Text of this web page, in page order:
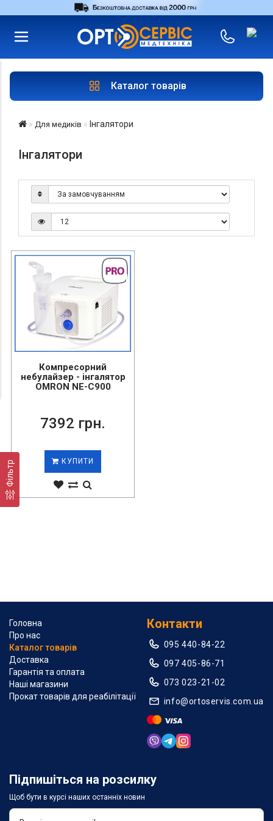
Магазини
UA Увійти
Каталог товарів
Фільтр
Для медиків Інгалятори
Інгалятори
Компресорний
небулайзер - інгалятор
OMRON NE-C900
7392 грн.
КУПИТИ
Головна
Про нас
Каталог товарів
Доставка
Гарантія та оплата
Наші магазини
Прокат товарів для реабілітації
Контакти
095 440-84-22
097 405-86-71
073 023-21-02
info@ortoservis.com.ua
Підпишіться на розсилку
Щоб бути в курсі наших останніх новин